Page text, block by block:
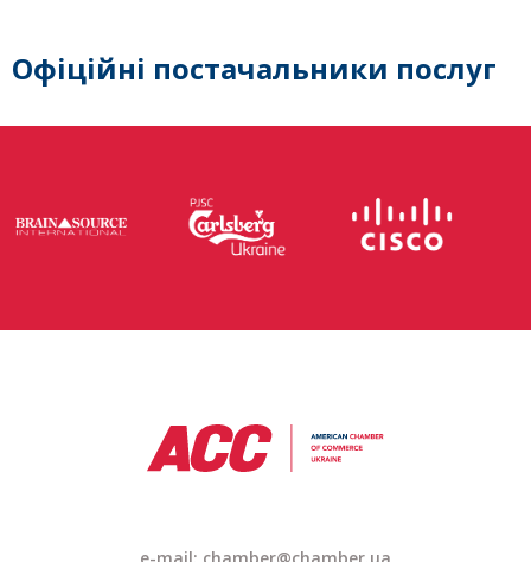
Офіційні постачальники послуг